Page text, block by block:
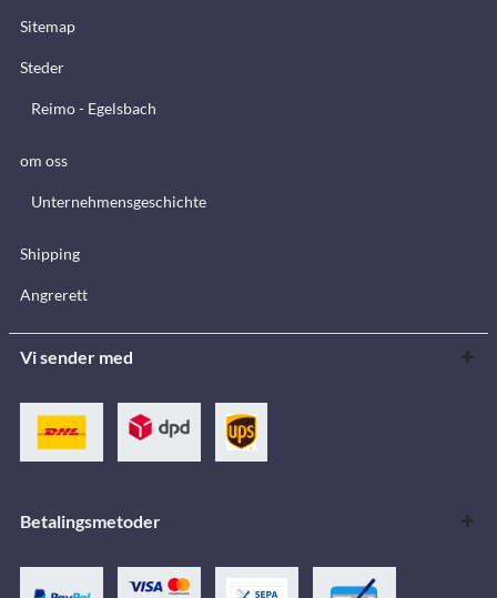
Sitemap
Steder
Reimo - Egelsbach
om oss
Unternehmensgeschichte
Shipping
Angrerett
Vi sender med
Betalingsmetoder